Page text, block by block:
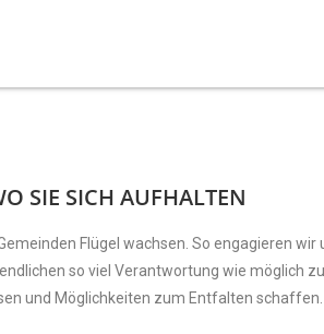
SIE SICH AUFHALTEN
Flügel wachsen. So engagieren
so viel Verantwortung wie möglich
und Möglichkeiten zum Entfalten schaffen.